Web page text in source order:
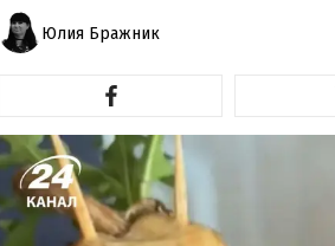
Юлия Бражник